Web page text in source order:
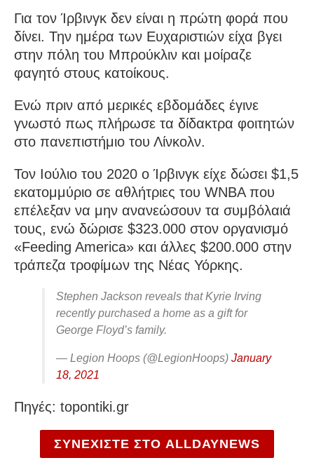
Για τον Ίρβινγκ δεν είναι η πρώτη φορά που
δίνει. Την ημέρα των Ευχαριστιών είχα βγει
στην πόλη του Μπρούκλιν και μοίραζε
φαγητό στους κατοίκους.
Ενώ πριν από μερικές εβδομάδες έγινε
γνωστό πως πλήρωσε τα δίδακτρα φοιτητών
στο πανεπιστήμιο του Λίνκολν.
Τον Ιούλιο του 2020 ο Ίρβινγκ είχε δώσει $1,5
εκατομμύριο σε αθλήτριες του WNBA που
επέλεξαν να μην ανανεώσουν τα συμβόλαιά
τους, ενώ δώρισε $323.000 στον οργανισμό
«Feeding America» και άλλες $200.000 στην
τράπεζα τροφίμων της Νέας Υόρκης.
Stephen Jackson reveals that Kyrie Irving
recently purchased a home as a gift for
George Floyd’s family.
— Legion Hoops (@LegionHoops) January
18, 2021
Πηγές: topontiki.gr
ΣΥΝΕΧΙΣΤΕ ΣΤΟ ALLDAYNEWS